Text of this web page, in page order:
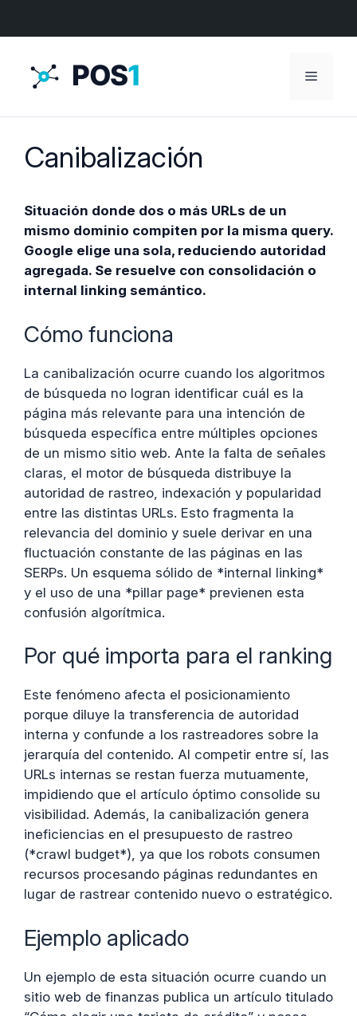
Menú
Canibalización
Situación donde dos o más URLs de un
mismo dominio compiten por la misma query.
Google elige una sola, reduciendo autoridad
agregada. Se resuelve con consolidación o
internal linking semántico.
Cómo funciona
La canibalización ocurre cuando los algoritmos
de búsqueda no logran identificar cuál es la
página más relevante para una intención de
búsqueda específica entre múltiples opciones
de un mismo sitio web. Ante la falta de señales
claras, el motor de búsqueda distribuye la
autoridad de rastreo, indexación y popularidad
entre las distintas URLs. Esto fragmenta la
relevancia del dominio y suele derivar en una
fluctuación constante de las páginas en las
SERPs. Un esquema sólido de *internal linking*
y el uso de una *pillar page* previenen esta
confusión algorítmica.
Por qué importa para el ranking
Este fenómeno afecta el posicionamiento
porque diluye la transferencia de autoridad
interna y confunde a los rastreadores sobre la
jerarquía del contenido. Al competir entre sí, las
URLs internas se restan fuerza mutuamente,
impidiendo que el artículo óptimo consolide su
visibilidad. Además, la canibalización genera
ineficiencias en el presupuesto de rastreo
(*crawl budget*), ya que los robots consumen
recursos procesando páginas redundantes en
lugar de rastrear contenido nuevo o estratégico.
Ejemplo aplicado
Un ejemplo de esta situación ocurre cuando un
sitio web de finanzas publica un artículo titulado